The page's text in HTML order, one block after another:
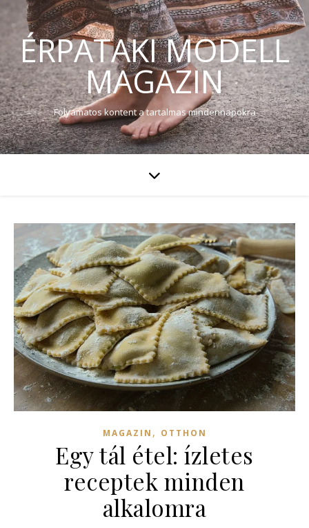
ÉRPATAKI MODELL
MAGAZIN
Folyamatos kontent a tartalmas mindennapokra
MAGAZIN , OTTHON
Egy tál étel: ízletes
receptek minden
alkalomra